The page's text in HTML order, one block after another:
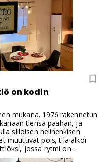
on kodin
mukana. 1976 rakennetun
tiensä päähän, ja
silloisen nelihenkisen
muuttivat pois, tila alkoi
jossa rytmi on
enemmän tilaa.